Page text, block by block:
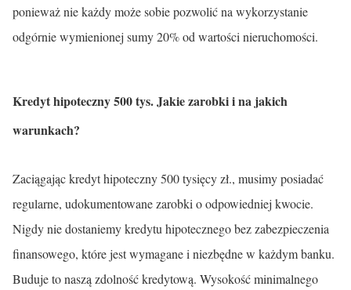
ponieważ nie każdy może sobie pozwolić na wykorzystanie
odgórnie wymienionej sumy 20% od wartości nieruchomości.
Kredyt hipoteczny 500 tys. Jakie zarobki i na jakich
warunkach?
Zaciągając kredyt hipoteczny 500 tysięcy zł., musimy posiadać
regularne, udokumentowane zarobki o odpowiedniej kwocie.
Nigdy nie dostaniemy kredytu hipotecznego bez zabezpieczenia
finansowego, które jest wymagane i niezbędne w każdym banku.
Buduje to naszą zdolność kredytową. Wysokość minimalnego